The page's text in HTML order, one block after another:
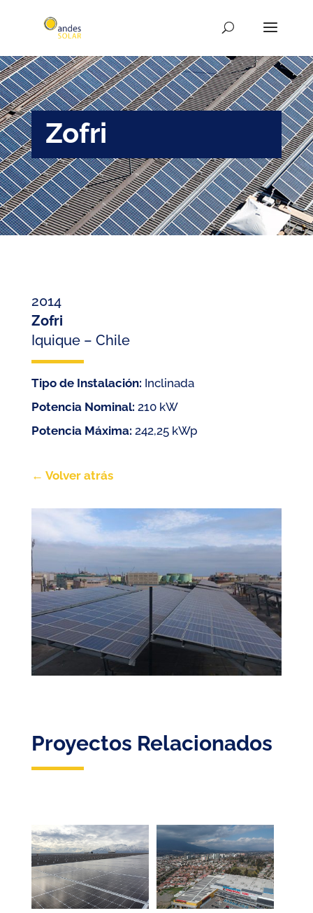
Zofri
2014
Zofri
Iquique – Chile
Tipo de Instalación: Inclinada
Potencia Nominal: 210 kW
Potencia Máxima: 242,25 kWp
← Volver atrás
Proyectos Relacionados